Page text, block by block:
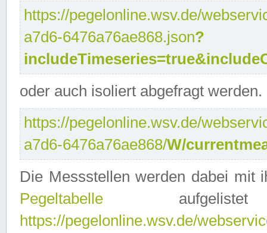
https://pegelonline.wsv.de/
a7d6-6476a76ae868.json?
oder auch isoliert abgefragt werden.
https://pegelonline.wsv.de/
a7d6-6476a76ae868/W/
Die Messstellen werden dabei mit
Pegeltabelle
https://pegelonline.wsv.de/